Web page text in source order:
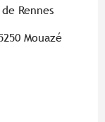
Rennes
Mouazé